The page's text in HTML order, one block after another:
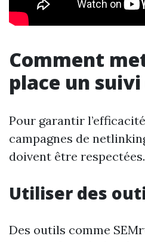
Comment
place un
Pour garantir
campagnes de
doivent être respectées.
Utiliser des
Des outils comme